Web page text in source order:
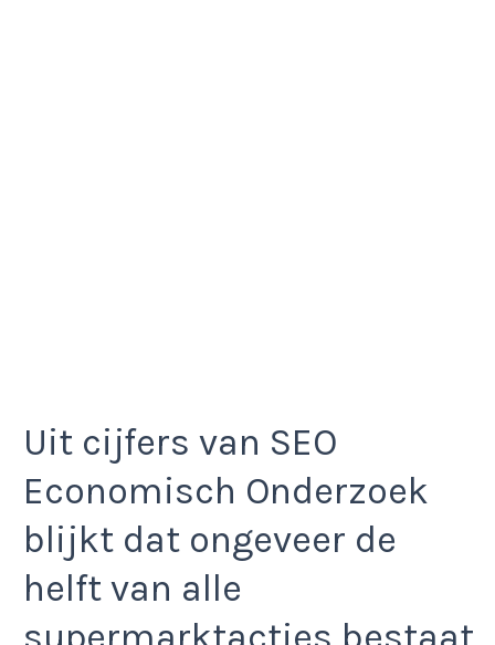
Uit cijfers van SEO
Economisch Onderzoek
blijkt dat ongeveer de
helft van alle